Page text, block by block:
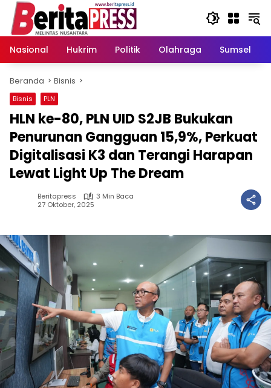
Langsung
konten
Nasional
Hukrim Politik Olahraga Sumsel
Beranda Bisnis
Bisnis PLN
HLN ke-80, PLN UID S2JB Bukukan
Penurunan Gangguan 15,9%, Perkuat
Digitalisasi K3 dan Terangi Harapan
Lewat Light Up The Dream
Beritapress
3 Min Baca
27 Oktober, 2025